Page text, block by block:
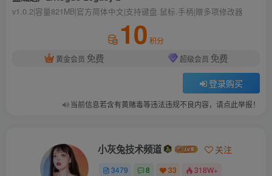
v1.0.2|容量821MB|官方简体中文|支持键盘.鼠标.手柄|赠多项修改器
10 积分
黄金会员 免费 超级会员 免费
登录购买
当前信息若含有黄赌毒等违法违规不良内容，请点此举报！
小灰兔技术频道 关注
3479 8 33 318W+